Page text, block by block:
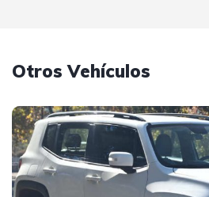
Otros Vehículos